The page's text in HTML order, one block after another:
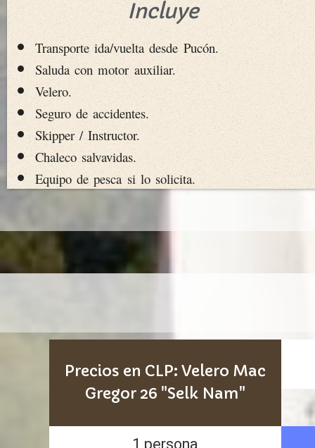
Incluye
Transporte ida/vuelta desde Pucón.
Saluda con motor auxiliar.
Velero.
Seguro de accidentes.
Skipper / Instructor.
Chaleco salvavidas.
Equipo de pesca si lo solicita.
Precios en CLP: Velero Mac
Gregor 26 "Selk Nam"
1 persona